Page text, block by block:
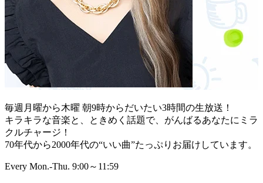
毎週月曜から木曜 朝9時からだいたい3時間の生放送！
キラキラな音楽と、ときめく話題で、がんばるあなたにミラ
クルチャージ！
70年代から2000年代の“いい曲”たっぷりお届けしています。
Every Mon.-Thu. 9:00～11:59